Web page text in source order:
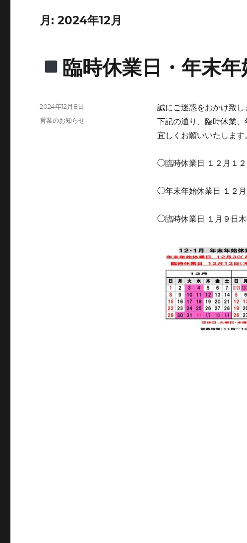
月:2024年12月
臨時休業日・年末
誠にご迷惑をおかけ致し
下記の通り、臨時休業、
宜しくお願いいたします。
◯臨時休業日 １２月１
◯年末年始休業日 １２
◯臨時休業日 １月９日
投
稿
2024年12月8日
カ
営業のお知らせ